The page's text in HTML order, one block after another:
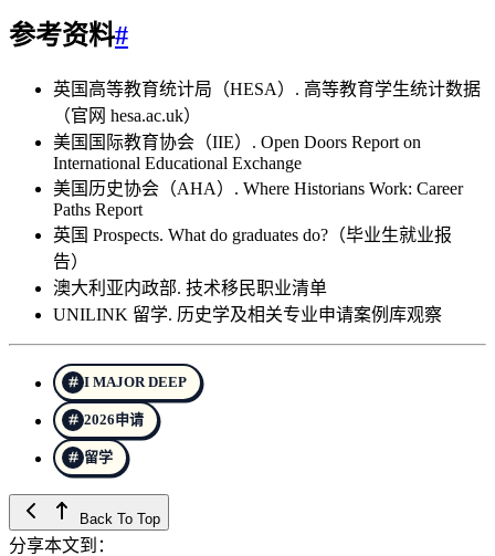
参考资料#
英国高等教育统计局（HESA）. 高等教育学生统计数据
（官网 hesa.ac.uk）
美国国际教育协会（IIE）. Open Doors Report on
International Educational Exchange
美国历史协会（AHA）. Where Historians Work: Career
Paths Report
英国 Prospects. What do graduates do?（毕业生就业报
告）
澳大利亚内政部. 技术移民职业清单
UNILINK 留学. 历史学及相关专业申请案例库观察
I MAJOR DEEP
2026申请
留学
Back To Top
分享本文到：